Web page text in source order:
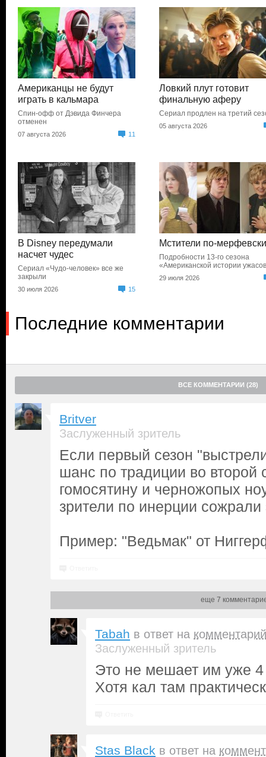
Американцы не будут
играть в кальмара
Спин-офф от Дэвида Финчера
отменен
07 августа 2026 11
Ловкий плут готовит
финальную аферу
Сериал продлен на третий
05 августа 2026
В Disney передумали
насчет чудес
Сериал «Чудо-человек» все же
закрыли
30 июля 2026 15
Мстители по-
Подробности 13-го сезона
«Американской истории
29 июля 2026
Последние комментарии
ВСЕ КОММЕНТАРИИ (28)
Britver
Заслуженный зритель
Если первый сезон
шанс по традиции во второй
гомосятину и черножопых
зрители по инерции сожрали
Пример: "Ведьмак" от
еще 7
Tabah в ответ на комментарий
Заслуженный зритель
Это не мешает им уже 4
Хотя кал там
Stas Black в ответ на